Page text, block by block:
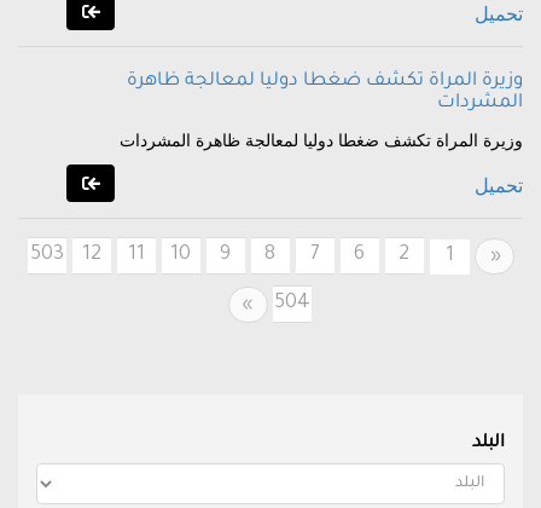
تحميل
وزيرة المراة تكشف ضغطا دوليا لمعالجة ظاهرة
المشردات
وزيرة المراة تكشف ضغطا دوليا لمعالجة ظاهرة المشردات
تحميل
«
Previous
1
2
6
7
8
9
10
11
12
503
504
»
Next
البلد